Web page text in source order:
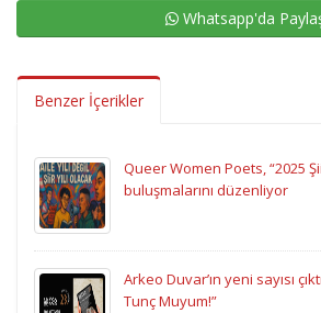
Whatsapp'da
Benzer İçerikler
Queer Women Poets, “2025
buluşmalarını düzenliyor
Arkeo Duvar’ın yeni sayısı
Tunç Muyum!”